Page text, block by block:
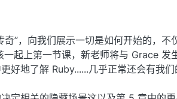
”，向我们展示一切是如何开始的，不
起上第一节课，新老师将与 Grace 发
好地了解 Ruby......几乎正常还会有我们